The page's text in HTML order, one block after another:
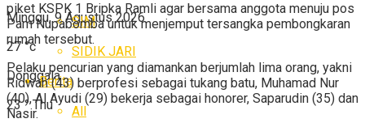
Minggu, 9 Agustus 2026
27 °c
Donggala
23 ° Thu
SIM
SIDIK JARI
Berita
All
piket KSPK 1 Bripka Ramli agar bersama anggota menuju pos
Pam Nupabomba untuk menjemput tersangka pembongkaran
rumah tersebut.
Pelaku pencurian yang diamankan berjumlah lima orang, yakni
Ridwan (43) berprofesi sebagai tukang batu, Muhamad Nur
(40), Al Ayudi (29) bekerja sebagai honorer, Saparudin (35) dan
Nasir.